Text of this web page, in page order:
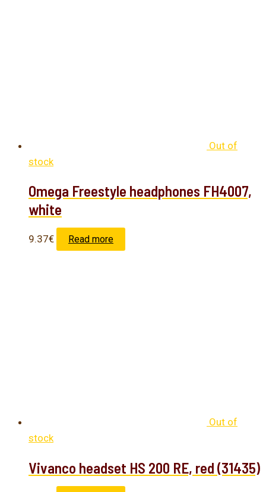
Out of
stock
Omega Freestyle headphones FH4007,
white
9.37€ Read more
Out of
stock
Vivanco headset HS 200 RE, red (31435)